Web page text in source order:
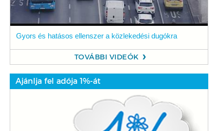
Gyors és hatásos ellenszer a közlekedési dugókra
TOVÁBBI VIDEÓK
Ajánlja fel adója 1%-át